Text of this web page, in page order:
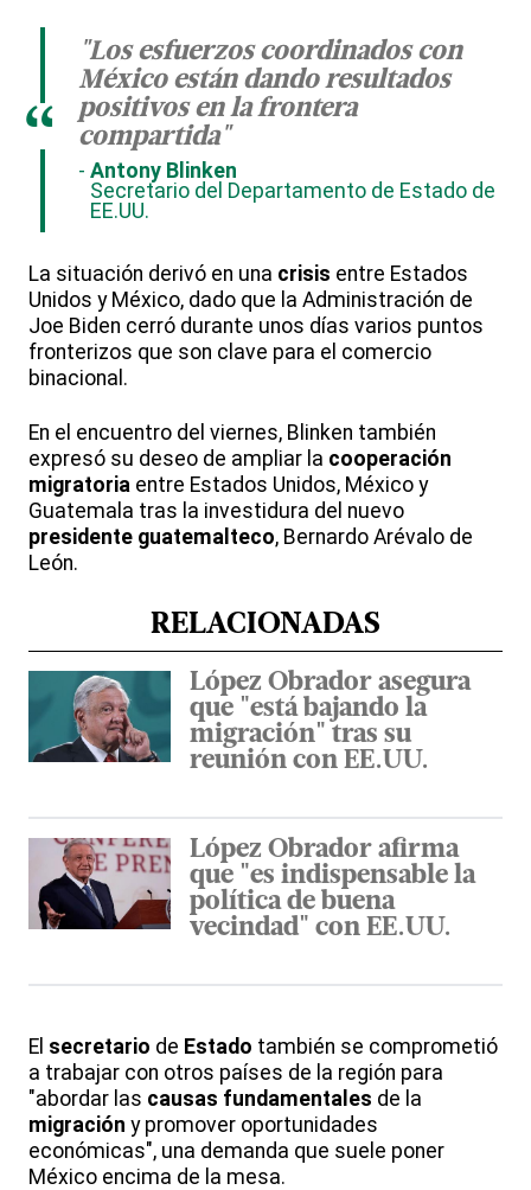
"Los esfuerzos coordinados con
México están dando resultados
positivos en la frontera
compartida"
Antony Blinken
Secretario del Departamento de Estado de
EE.UU.
“
La situación derivó en una crisis entre Estados
Unidos y México, dado que la Administración de
Joe Biden cerró durante unos días varios puntos
fronterizos que son clave para el comercio
binacional.
En el encuentro del viernes, Blinken también
expresó su deseo de ampliar la cooperación
migratoria entre Estados Unidos, México y
Guatemala tras la investidura del nuevo
presidente guatemalteco, Bernardo Arévalo de
León.
RELACIONADAS
López Obrador asegura
que "está bajando la
migración" tras su
reunión con EE.UU.
López Obrador afirma
que "es indispensable la
política de buena
vecindad" con EE.UU.
El secretario de Estado también se comprometió
a trabajar con otros países de la región para
"abordar las causas fundamentales de la
migración y promover oportunidades
económicas", una demanda que suele poner
México encima de la mesa.